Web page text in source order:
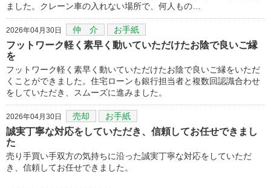
ました。クレーン車の入れない場所で、何人もの…
2026年04月30日 仲 介 お手紙
フットワーク軽く素早く動いていただけたお陰で良いご縁
を
フットワーク軽く素早く動いていただけたお陰で良いご縁をいただ
くことができました。住宅ローンも銀行担当者と複数回認識合わせ
をしていただき、スムーズに進みました。
2026年04月30日 売却 お手紙
誠実丁寧な対応をしていただき、信頼してお任せできまし
た
売り手買い手双方の気持ちに沿った誠実丁寧な対応をしていただ
き、信頼してお任せできました。